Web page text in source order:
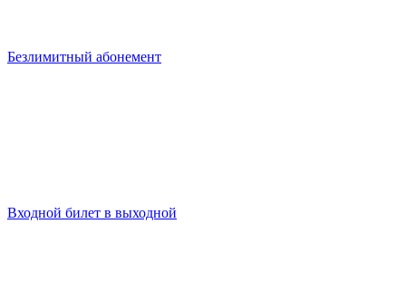
Безлимитный абонемент
Входной билет в выходной